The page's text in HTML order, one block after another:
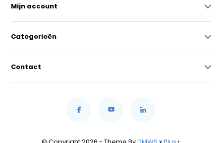
Mijn account
Categorieën
Contact